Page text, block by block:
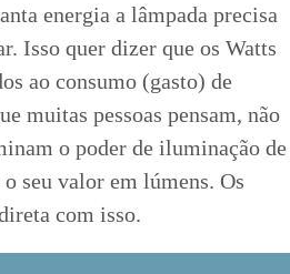
energia a lâmpada precisa
Isso quer dizer que os Watts
ao consumo (gasto) de
muitas pessoas pensam, não
o poder de iluminação de
seu valor em lúmens. Os
com isso.